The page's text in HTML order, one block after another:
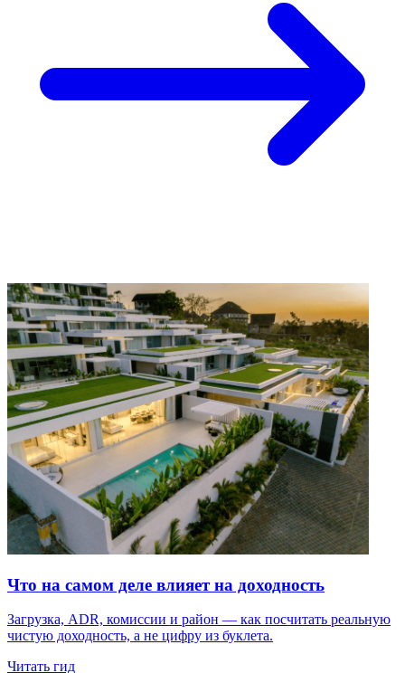
Что на самом деле влияет на доходность
Загрузка, ADR, комиссии и район — как посчитать реальную
чистую доходность, а не цифру из буклета.
Читать гид